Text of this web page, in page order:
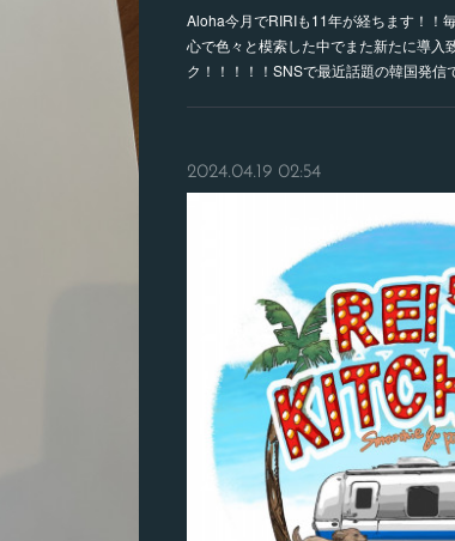
Aloha今月でRIRIも11年が経ちます！！
心で色々と模索した中でまた新たに導入
ク！！！！！SNSで最近話題の韓国発
2024.04.19 02:54